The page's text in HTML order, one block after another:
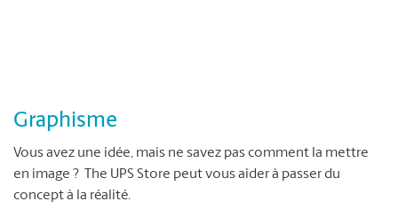
Graphisme
Vous avez une idée, mais ne savez pas comment la mettre
en image ? The UPS Store peut vous aider à passer du
concept à la réalité.